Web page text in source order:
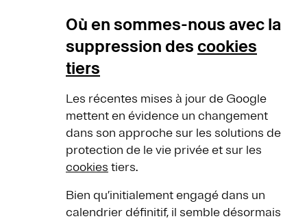
Où en sommes-nous avec la
suppression descookies
tiers
Les récentes mises à jour de Google
mettent en évidence un changement
dans son approche sur les solutions de
protection de le vie privée et sur les
cookies tiers.
Bien qu’initialement engagé dans un
calendrier définitif, il semble désormais